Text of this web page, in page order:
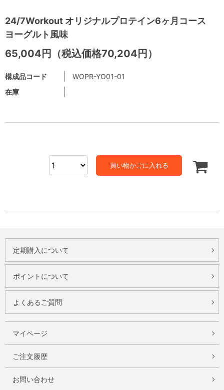
24/7Workout オリジナルプロテイン6ヶ月コース
ヨーグルト風味
65,004円（税込価格70,204円）
構成品コード
WOPR-YO01-01
在庫
買い物かごに入れる
定期購入について
ポイントについて
よくあるご質問
マイページ
ご注文履歴
お問い合わせ